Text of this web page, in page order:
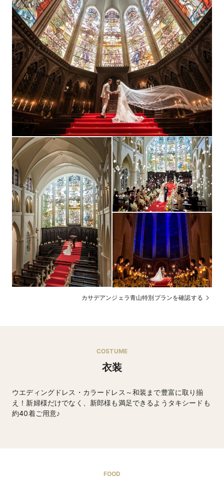
フォトギャラリーを見る
宿泊施設 なし（提携ホテルあり）
二次会 提携二次会会場あり
送迎 なし
支払方法 2週間前までに半額～全額振込・残金当日清算
その他
平日限定特典あり（挙式当日ウエディングドレス姿で
オープンカーに乗り婚姻届を提出）
カサデアンジェラ青山特別プランを確認する
COSTUME
衣装
ウエディングドレス・カラードレス～和装まで豊富に取り揃
え！新婦様だけでなく、新郎様も満足できるようタキシードも
約40着ご用意♪
FOOD